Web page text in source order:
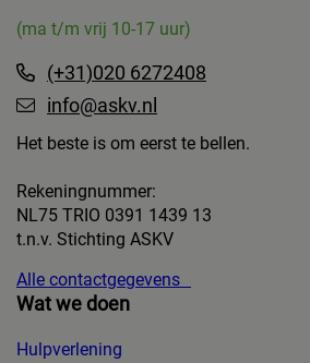
(ma t/m vrij 10-17 uur)
(+31)020 6272408
info@askv.nl
Het beste is om eerst te bellen.
Rekeningnummer:
NL75 TRIO 0391 1439 13
t.n.v. Stichting ASKV
Alle contactgegevens
Wat we doen
Hulpverlening